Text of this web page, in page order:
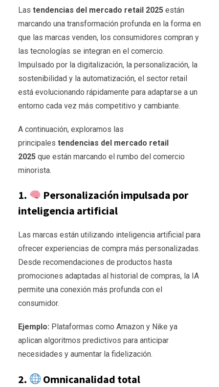
Las tendencias del mercado retail 2025 están
marcando una transformación profunda en la forma en
que las marcas venden, los consumidores compran y
las tecnologías se integran en el comercio.
Impulsado por la digitalización, la personalización, la
sostenibilidad y la automatización, el sector retail
está evolucionando rápidamente para adaptarse a un
entorno cada vez más competitivo y cambiante.
A continuación, exploramos las
principales tendencias del mercado retail
2025 que están marcando el rumbo del comercio
minorista.
1.
Personalización impulsada por
inteligencia artificial
Las marcas están utilizando inteligencia artificial para
ofrecer experiencias de compra más personalizadas.
Desde recomendaciones de productos hasta
promociones adaptadas al historial de compras, la IA
permite una conexión más profunda con el
consumidor.
Ejemplo: Plataformas como Amazon y Nike ya
aplican algoritmos predictivos para anticipar
necesidades y aumentar la fidelización.
2. Omnicanalidad total